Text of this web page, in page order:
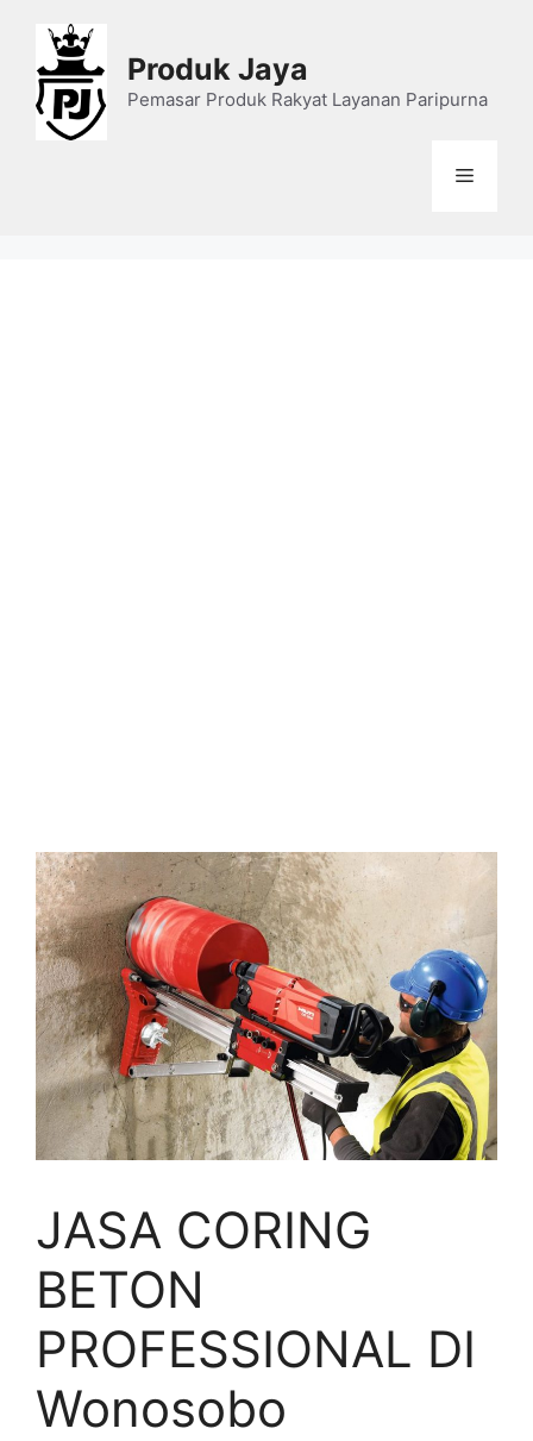
content
Produk Jaya
Pemasar Produk Rakyat Layanan Paripurna
Menu
JASA CORING
BETON
PROFESSIONAL DI
Wonosobo